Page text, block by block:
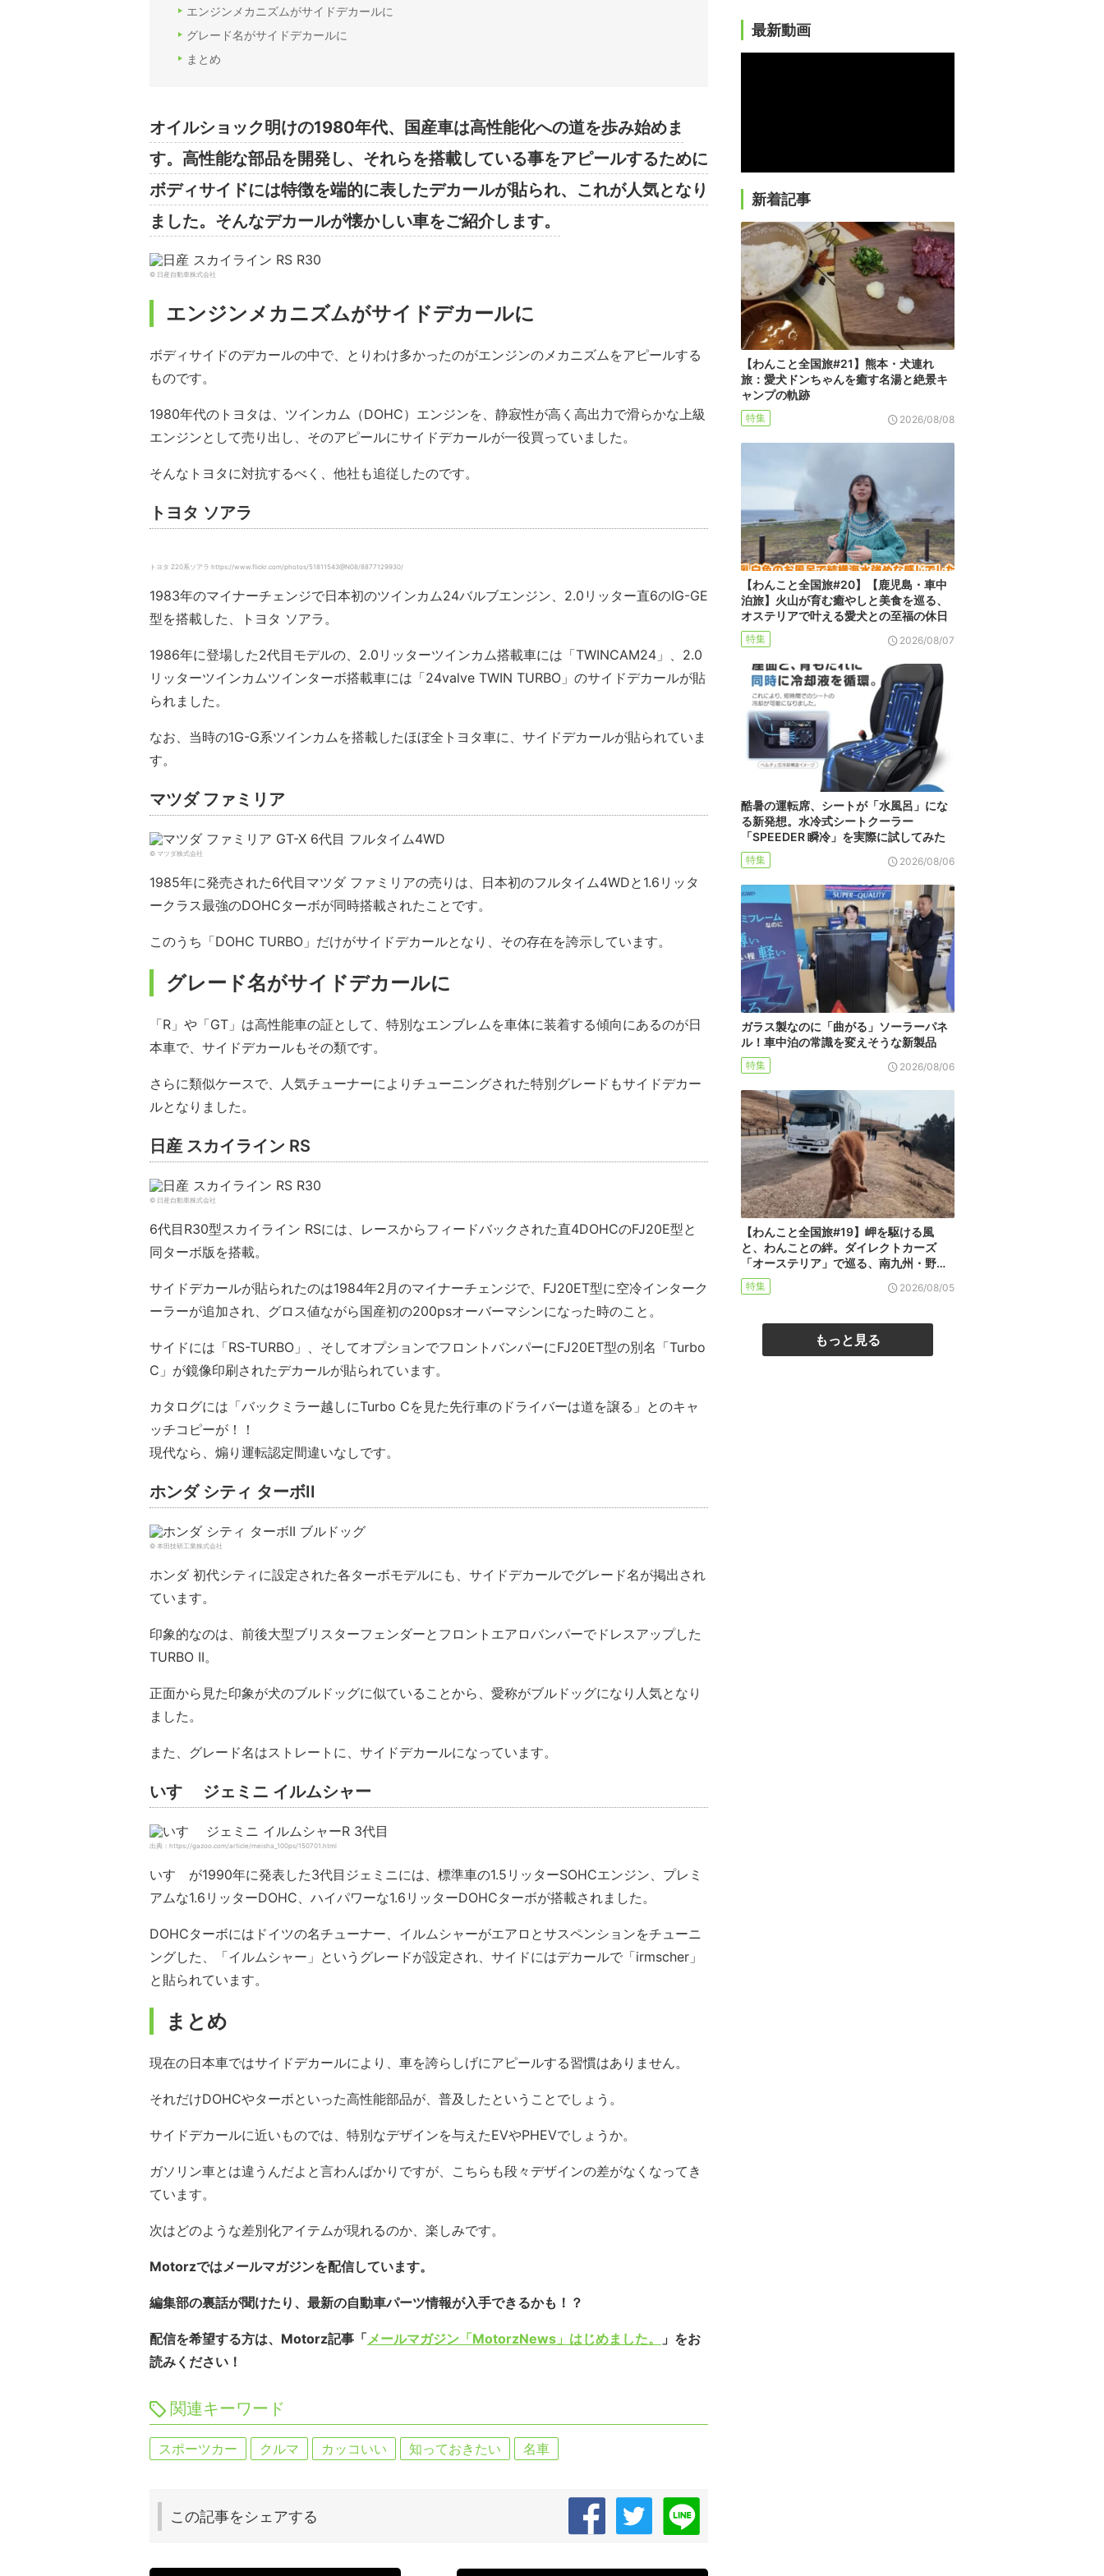
エンジンメカニズムがサイドデカールに
グレード名がサイドデカールに
まとめ
オイルショック明けの1980年代、国産車は高性能化への道を歩み始めま
す。高性能な部品を開発し、それらを搭載している事をアピールするために
ボディサイドには特徴を端的に表したデカールが貼られ、これが人気となり
ました。そんなデカールが懐かしい車をご紹介します。
© 日産自動車株式会社
エンジンメカニズムがサイドデカールに
ボディサイドのデカールの中で、とりわけ多かったのがエンジンのメカニズムをアピールする
ものです。
1980年代のトヨタは、ツインカム（DOHC）エンジンを、静寂性が高く高出力で滑らかな上級
エンジンとして売り出し、そのアピールにサイドデカールが一役買っていました。
そんなトヨタに対抗するべく、他社も追従したのです。
トヨタ ソアラ
トヨタ Z20系ソアラ https://www.flickr.com/photos/51811543@N08/8877129930/
1983年のマイナーチェンジで日本初のツインカム24バルブエンジン、2.0リッター直6のIG-GE
型を搭載した、トヨタ ソアラ。
1986年に登場した2代目モデルの、2.0リッターツインカム搭載車には「TWINCAM24」、2.0
リッターツインカムツインターボ搭載車には「24valve TWIN TURBO」のサイドデカールが貼
られました。
なお、当時の1G-G系ツインカムを搭載したほぼ全トヨタ車に、サイドデカールが貼られていま
す。
マツダ ファミリア
© マツダ株式会社
1985年に発売された6代目マツダ ファミリアの売りは、日本初のフルタイム4WDと1.6リッタ
ークラス最強のDOHCターボが同時搭載されたことです。
このうち「DOHC TURBO」だけがサイドデカールとなり、その存在を誇示しています。
グレード名がサイドデカールに
「R」や「GT」は高性能車の証として、特別なエンブレムを車体に装着する傾向にあるのが日
本車で、サイドデカールもその類です。
さらに類似ケースで、人気チューナーによりチューニングされた特別グレードもサイドデカー
ルとなりました。
日産 スカイライン RS
© 日産自動車株式会社
6代目R30型スカイライン RSには、レースからフィードバックされた直4DOHCのFJ20E型と
同ターボ版を搭載。
サイドデカールが貼られたのは1984年2月のマイナーチェンジで、FJ20ET型に空冷インターク
ーラーが追加され、グロス値ながら国産初の200psオーバーマシンになった時のこと。
サイドには「RS-TURBO」、そしてオプションでフロントバンパーにFJ20ET型の別名「Turbo
C」が鏡像印刷されたデカールが貼られています。
カタログには「バックミラー越しにTurbo Cを見た先行車のドライバーは道を譲る」とのキャ
ッチコピーが！！
現代なら、煽り運転認定間違いなしです。
ホンダ シティ ターボII
© 本田技研工業株式会社
ホンダ 初代シティに設定された各ターボモデルにも、サイドデカールでグレード名が掲出され
ています。
印象的なのは、前後大型ブリスターフェンダーとフロントエアロバンパーでドレスアップした
TURBO II。
正面から見た印象が犬のブルドッグに似ていることから、愛称がブルドッグになり人気となり
ました。
また、グレード名はストレートに、サイドデカールになっています。
いすゞ ジェミニ イルムシャー
出典：https://gazoo.com/article/meisha_100ps/150701.html
いすゞが1990年に発表した3代目ジェミニには、標準車の1.5リッターSOHCエンジン、プレミ
アムな1.6リッターDOHC、ハイパワーな1.6リッターDOHCターボが搭載されました。
DOHCターボにはドイツの名チューナー、イルムシャーがエアロとサスペンションをチューニ
ングした、「イルムシャー」というグレードが設定され、サイドにはデカールで「irmscher」
と貼られています。
まとめ
現在の日本車ではサイドデカールにより、車を誇らしげにアピールする習慣はありません。
それだけDOHCやターボといった高性能部品が、普及したということでしょう。
サイドデカールに近いものでは、特別なデザインを与えたEVやPHEVでしょうか。
ガソリン車とは違うんだよと言わんばかりですが、こちらも段々デザインの差がなくなってき
ています。
次はどのような差別化アイテムが現れるのか、楽しみです。
Motorzではメールマガジンを配信しています。
編集部の裏話が聞けたり、最新の自動車パーツ情報が入手できるかも！？
配信を希望する方は、Motorz記事「メールマガジン「MotorzNews」はじめました。
」をお
読みください！
関連キーワード
スポーツカー クルマ カッコいい 知っておきたい 名車
この記事をシェアする
最新動画
新着記事
【わんこと全国旅#21】熊本・犬連れ
旅：愛犬ドンちゃんを癒す名湯と絶景キ
ャンプの軌跡
特集 2026/08/08
【わんこと全国旅#20】【鹿児島・車中
泊旅】火山が育む癒やしと美食を巡る、
オステリアで叶える愛犬との至福の休日
特集 2026/08/07
酷暑の運転席、シートが「水風呂」にな
る新発想。水冷式シートクーラー
「SPEEDER 瞬冷」を実際に試してみた
特集 2026/08/06
ガラス製なのに「曲がる」ソーラーパネ
ル！車中泊の常識を変えそうな新製品
特集 2026/08/06
【わんこと全国旅#19】岬を駆ける風
と、わんことの絆。ダイレクトカーズ
「オーステリア」で巡る、南九州・野…
特集 2026/08/05
もっと見る